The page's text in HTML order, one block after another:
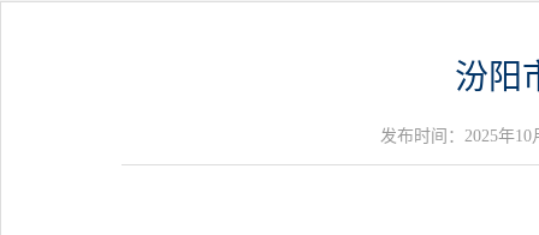
汾阳
发布时间：2025年10